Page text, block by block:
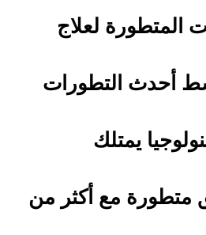
المتطورة لعلاج
أحدث التطورات
يمتلك
متطورة مع أكثر من